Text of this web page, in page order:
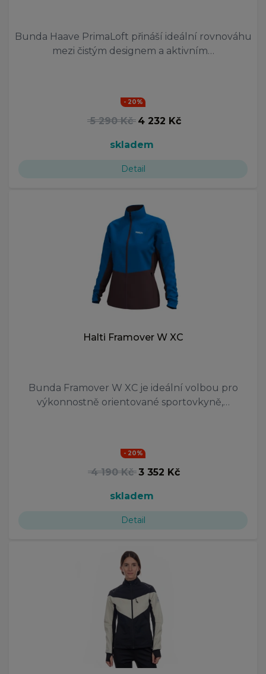
Bunda Haave PrimaLoft přináší ideální rovnováhu
mezi čistým designem a aktivním…
- 20%
5 290 Kč 4 232 Kč
skladem
Detail
Halti Framover W XC
Bunda Framover W XC je ideální volbou pro
výkonnostně orientované sportovkyně,…
- 20%
4 190 Kč 3 352 Kč
skladem
Detail